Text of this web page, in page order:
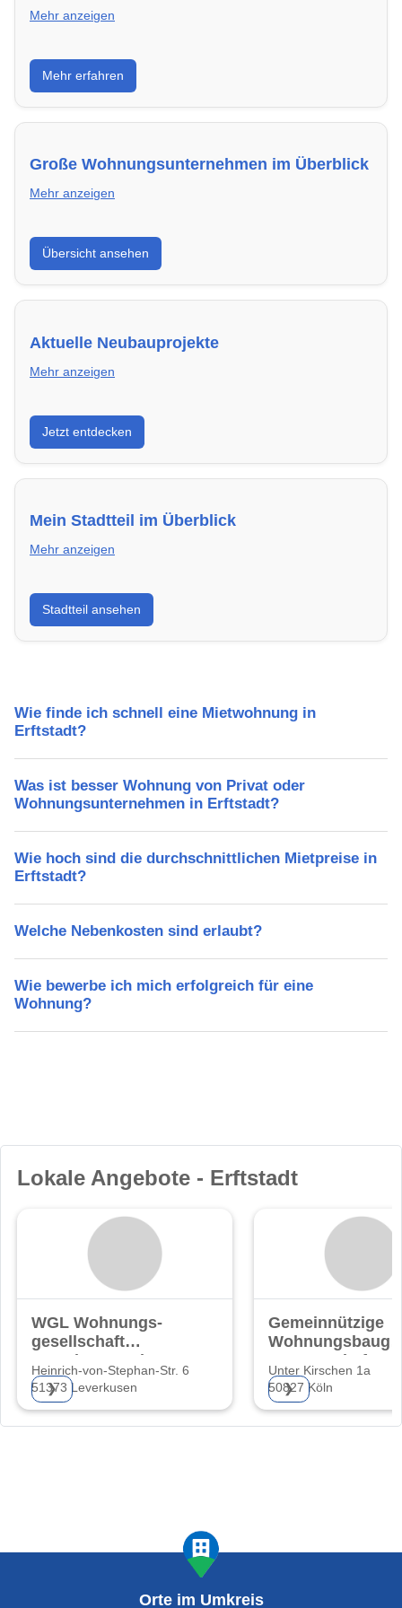
Mehr anzeigen
Erfahre, welche Nebenkosten rechtmäßig sind und
wie du deine monatliche Belastung optimieren
kannst.
Mehr erfahren
Große Wohnungsunternehmen im Überblick
Mehr anzeigen
Hier findest du die wichtigsten Anbieter in Erftstadt –
von Genossenschaften bis zu privaten Vermietern.
Übersicht ansehen
Aktuelle Neubauprojekte
Mehr anzeigen
Entdecke Neubauprojekte in Erftstadt – modern,
energieeffizient und sofort bezugsfertig.
Jetzt entdecken
Mein Stadtteil im Überblick
Mehr anzeigen
Erfahre mehr über deinen Stadtteil in Erftstadt:
Lebensqualität, Verkehrsanbindung, Schulen,
Freizeitmöglichkeiten und Mietpreise.
Stadtteil ansehen
Wie finde ich schnell eine Mietwohnung in
Erftstadt?
Was ist besser Wohnung von Privat oder
Wohnungsunternehmen in Erftstadt?
Wie hoch sind die durchschnittlichen Mietpreise in
Erftstadt?
Welche Nebenkosten sind erlaubt?
Wie bewerbe ich mich erfolgreich für eine
Wohnung?
Lokale Angebote - Erftstadt
WGL Wohnungs-
gesellschaft
Leverkusen mbH
Heinrich-von-Stephan-Str. 6
51373 Leverkusen
❯
Gemeinnützige
nossenschaft
Kölner
Unter Kirschen 1a
50827 Köln
❯
Orte im Umkreis